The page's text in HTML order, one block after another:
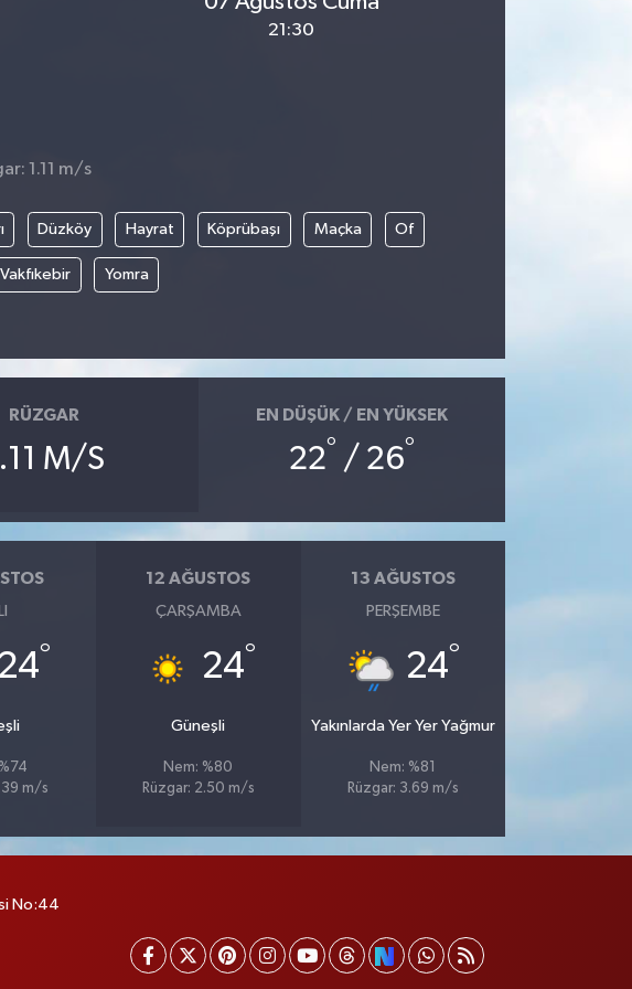
21:30
1.11 m/s
Düzköy Hayrat Köprübaşı Maçka Of
Vakfıkebir Yomra
RÜZGAR
M/S
EN DÜŞÜK / EN YÜKSEK
22° / 26°
°
m/s
12 AĞUSTOS
ÇARŞAMBA
24°
Güneşli
Nem: %80
Rüzgar: 2.50 m/s
13 AĞUSTOS
PERŞEMBE
24°
Yakınlarda Yer Yer Yağmur
Nem: %81
Rüzgar: 3.69 m/s
No:44